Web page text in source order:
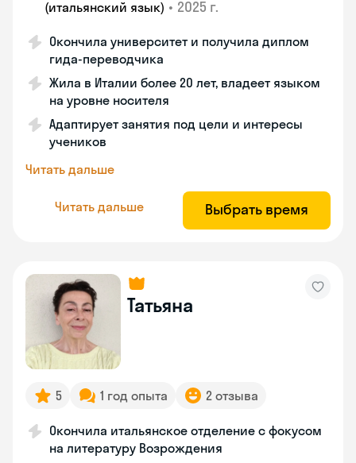
(итальянский язык) • 2025 г.
Окончила университет и получила диплом
гида-переводчика
Жила в Италии более 20 лет, владеет языком
на уровне носителя
Адаптирует занятия под цели и интересы
учеников
Читать дальше
Читать дальше Выбрать время
Татьяна
5 1 год опыта 2 отзыва
Окончила итальянское отделение с фокусом
на литературу Возрождения